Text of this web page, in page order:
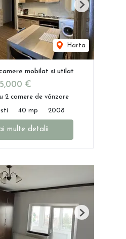
Harta
Next
mobilat si utilat
€
2 camere de vânzare
40 mp 2008
multe detalii
Next